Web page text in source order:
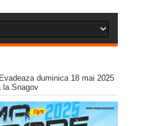
Evadeaza duminica 18 mai 2025
la Snagov